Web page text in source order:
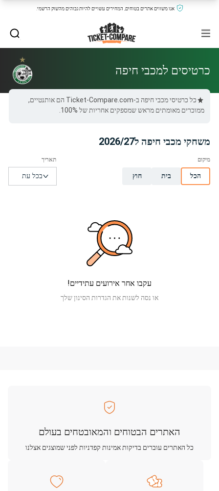
אנו משווים אתרים בטוחים, המחירים עשויים להיות גבוהים מהשוק הרשמי.
כרטיסים למכבי חיפה
כל כרטיסי מכבי חיפה ב-Ticket-Compare.com הם אותנטיים,
ממוכרים מאומתים מראש שמספקים אחריות של 100%.
משחקי מכבי חיפה ל2026/27
הכל בית חוץ
עקבו אחר אירועים עתידיים!
או נסה לשנות את הגדרות הסינון שלך
האתרים הבטוחים והמאובטחים בעולם
כל האתרים עוברים בדיקות אמינות קפדניות לפני שמוצגים אצלנו